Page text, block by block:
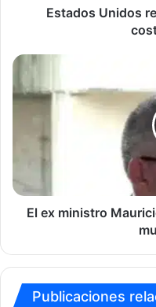
Estados Unidos
El
ministro
muy
directa.
El ex ministro
Publicaciones